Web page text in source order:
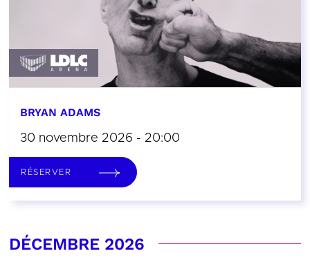
BRYAN ADAMS
30 novembre 2026 - 20:00
RÉSERVER
DÉCEMBRE 2026